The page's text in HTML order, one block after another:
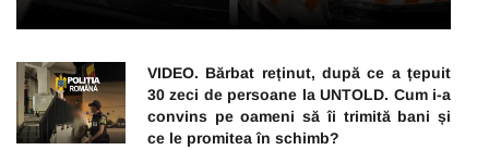
VIDEO. Bărbat reținut, după ce a țepuit
30 zeci de persoane la UNTOLD. Cum i-a
convins pe oameni să îi trimită bani și
ce le promitea în schimb?